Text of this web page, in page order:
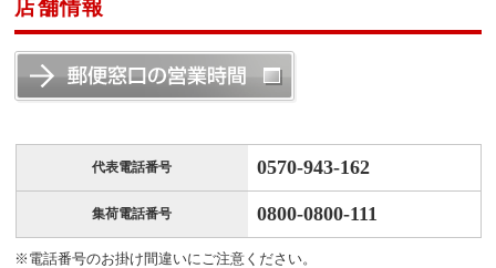
店舗情報
代表電話番号 0570-943-162
集荷電話番号 0800-0800-111
※電話番号のお掛け間違いにご注意ください。